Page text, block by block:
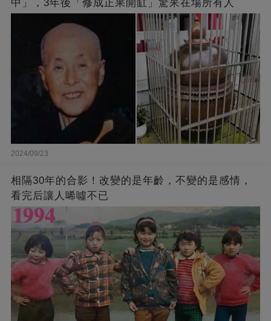
中」，3年後「修成正果開缸」驚呆在場所有人
2024/09/23
相隔30年的合影！改變的是年齡，不變的是感情，
看完后讓人唏噓不已